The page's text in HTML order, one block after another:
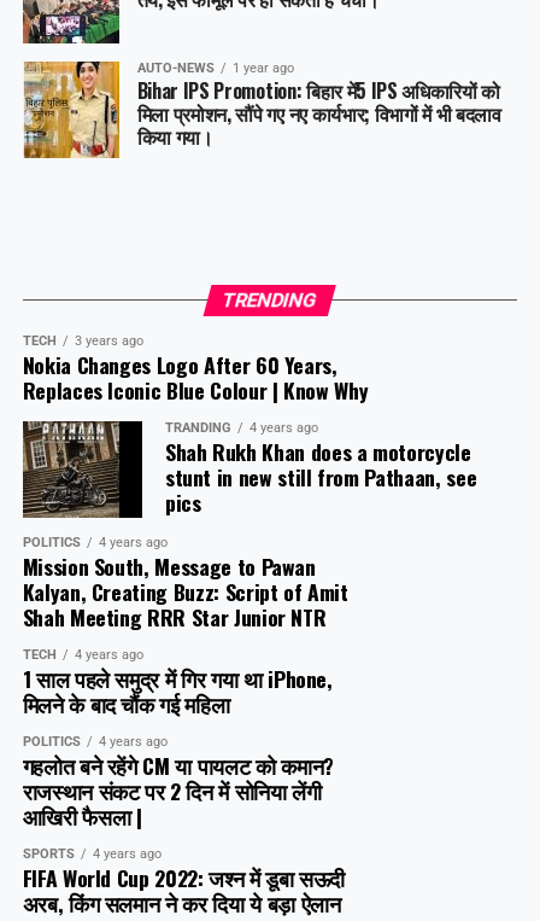
AUTO-NEWS 1 year ago
Bihar IPS Promotion: बिहार में5 IPS अधिकारियों को
मिला प्रमोशन, सौंपे गए नए कार्यभार; विभागों में भी बदलाव
किया गया।
TRENDING
TECH 3 years ago
Nokia Changes Logo After 60 Years,
Replaces Iconic Blue Colour | Know Why
TRANDING 4 years ago
Shah Rukh Khan does a motorcycle
stunt in new still from Pathaan, see
pics
POLITICS 4 years ago
Mission South, Message to Pawan
Kalyan, Creating Buzz: Script of Amit
Shah Meeting RRR Star Junior NTR
TECH 4 years ago
1 साल पहले समुद्र में गिर गया था iPhone,
मिलने के बाद चौंक गई महिला
POLITICS 4 years ago
गहलोत बने रहेंगे CM या पायलट को कमान?
राजस्थान संकट पर 2 दिन में सोनिया लेंगी
आखिरी फैसला |
SPORTS 4 years ago
FIFA World Cup 2022: जश्न में डूबा सऊदी
अरब, क‍िंग सलमान ने कर दिया ये बड़ा ऐलान